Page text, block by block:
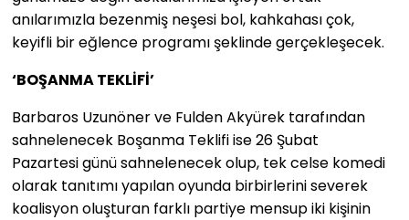
anılarımızla bezenmiş neşesi bol, kahkahası çok,
keyifli bir eğlence programı şeklinde gerçekleşecek.
‘BOŞANMA TEKLİFİ’
Barbaros Uzunöner ve Fulden Akyürek tarafından
sahnelenecek Boşanma Teklifi ise 26 Şubat
Pazartesi günü sahnelenecek olup, tek celse komedi
olarak tanıtımı yapılan oyunda birbirlerini severek
koalisyon oluşturan farklı partiye mensup iki kişinin